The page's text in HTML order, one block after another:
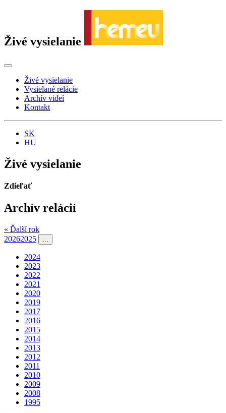
Živé vysielanie
Živé vysielanie
Vysielané relácie
Archív videí
Kontakt
SK
HU
Živé vysielanie
Zdieľať
Archív relácií
« Ďalší rok
20262025 ...
2024
2023
2022
2021
2020
2019
2017
2016
2015
2014
2013
2012
2011
2010
2009
2008
1995